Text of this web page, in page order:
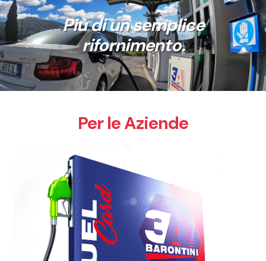
Più di un semplice
rifornimento.
Per le Aziende